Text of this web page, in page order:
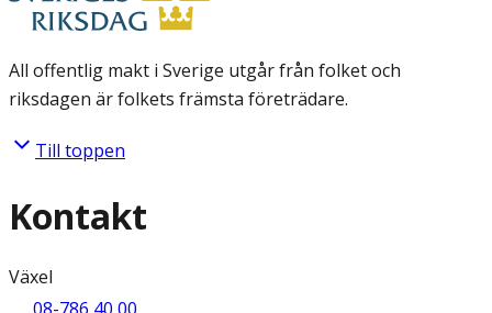
All offentlig makt i Sverige utgår från folket och
riksdagen är folkets främsta företrädare.
Till toppen
Kontakt
Växel